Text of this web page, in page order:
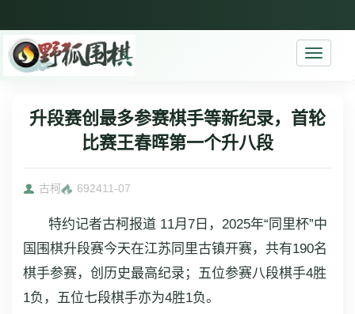
Toggle
升段赛创最多参赛棋手等新纪录，首轮
比赛王春晖第一个升八段
古柯 692411-07
特约记者古柯报道 11月7日，2025年“同里杯”中
国围棋升段赛今天在江苏同里古镇开赛，共有190名
棋手参赛，创历史最高纪录；五位参赛八段棋手4胜
1负，五位七段棋手亦为4胜1负。